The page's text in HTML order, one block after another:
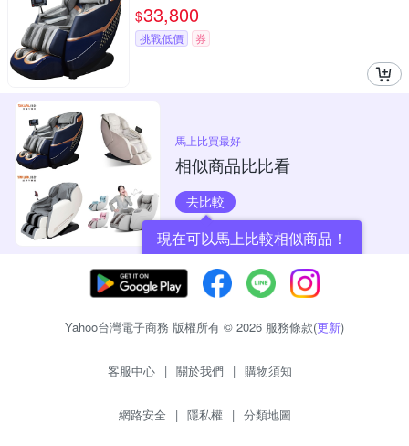
$33,800
挑戰低價 券
馬上比買最好
相似商品比比看
去比較
現在可以馬上比較相似商品！
Yahoo台灣電子商務 版權所有 © 2026 服務條款(更新)
客服中心 | 關於我們 | 購物須知
網路安全 | 隱私權 | 分類地圖